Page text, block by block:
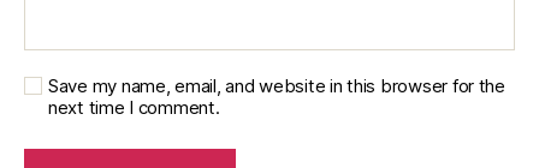
Save my name, email, and website in this browser for the
next time I comment.